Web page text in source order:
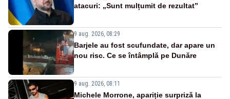
atacuri: „Sunt mulțumit de rezultat”
9 aug. 2026, 08:29
Barjele au fost scufundate, dar apare un
nou risc. Ce se întâmplă pe Dunăre
9 aug. 2026, 08:11
Michele Morrone, apariție surpriză la